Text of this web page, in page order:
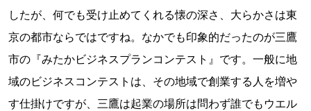
したが、何でも受け止めてくれる懐の深さ、大らかさは東
京の都市ならではですね。なかでも印象的だったのが三鷹
市の『みたかビジネスプランコンテスト』です。一般に地
域のビジネスコンテストは、その地域で創業する人を増や
す仕掛けですが、三鷹は起業の場所は問わず誰でもウエル